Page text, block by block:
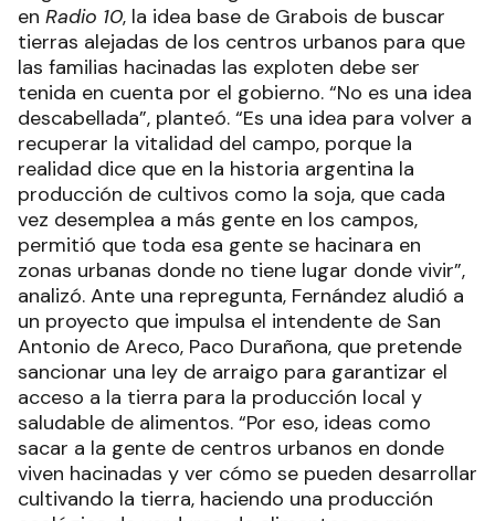
en Radio 10, la idea base de Grabois de buscar
tierras alejadas de los centros urbanos para que
las familias hacinadas las exploten debe ser
tenida en cuenta por el gobierno. “No es una idea
descabellada”, planteó. “Es una idea para volver a
recuperar la vitalidad del campo, porque la
realidad dice que en la historia argentina la
producción de cultivos como la soja, que cada
vez desemplea a más gente en los campos,
permitió que toda esa gente se hacinara en
zonas urbanas donde no tiene lugar donde vivir”,
analizó. Ante una repregunta, Fernández aludió a
un proyecto que impulsa el intendente de San
Antonio de Areco, Paco Durañona, que pretende
sancionar una ley de arraigo para garantizar el
acceso a la tierra para la producción local y
saludable de alimentos. “Por eso, ideas como
sacar a la gente de centros urbanos en donde
viven hacinadas y ver cómo se pueden desarrollar
cultivando la tierra, haciendo una producción